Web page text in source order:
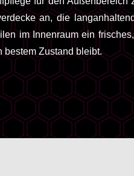
an, die
im Innenraum ein
bestem Zustand bleibt.